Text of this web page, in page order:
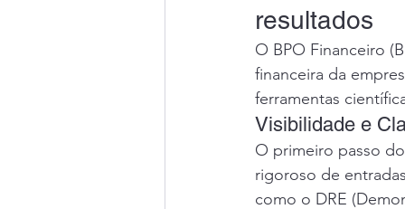
resultados
O BPO Financeiro
financeira da
ferramentas
Visibilidade e
O primeiro passo
rigoroso de
como o DRE